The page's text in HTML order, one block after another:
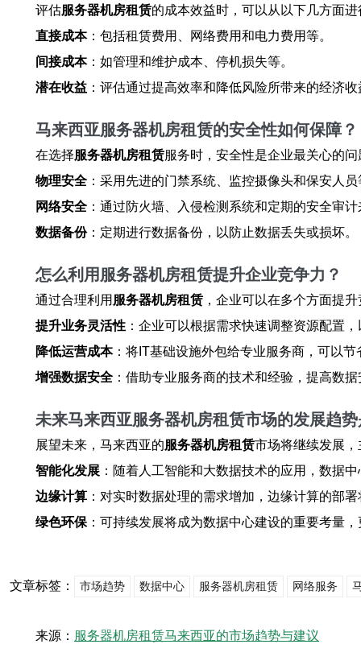
评估服务器机房租赁的成本效益时，可以从以下几方面
直接成本：包括租赁费用、网络费用和电力费用等。
间接成本：如管理和维护成本、停机损失等。
潜在收益 ：评估通过提高效率和降低风险所带来的经济收
马来西亚服务器机房租赁的安全性如何保障？
在选择服务器机房租赁服务时，安全性是企业最关心的
物理安全 ：采用先进的门禁系统、监控摄像头和保安人
网络安全 ：通过防火墙、入侵检测系统和定期的安全审
数据备份：定期进行数据备份，以防止数据丢失或损坏。
怎么利用服务器机房租赁提升企业竞争力？
通过合理利用 服务器机房租赁 ，企业可以在多个方面提
提升业务灵活性 ：企业可以根据需求快速调整资源配置
降低运营成本：将IT基础设施外包给专业服务商，可以
增强数据安全 ：借助专业服务商的技术和经验，提高数
未来马来西亚服务器机房租赁市场的发展趋
展望未来，马来西亚的服务器机房租赁市场将继续发展
智能化发展 ：随着人工智能和大数据技术的应用，数据
边缘计算 ：对实时数据处理的需求增加，边缘计算的部
绿色环保 ：可持续发展将成为数据中心建设的重要考量
文章标签： 市场趋势 数据中心 服务器机房租赁 网络服务
来源： 服务器机房租赁马来西亚的市场趋势与建议